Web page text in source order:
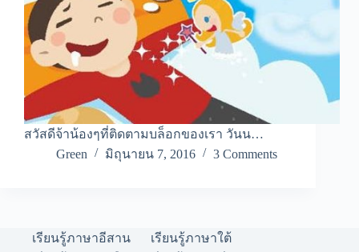
สวัสดีจ้าน้องๆที่ติดตามบล็อกของเรา วันน…
Green
มิถุนายน 7, 2016 3 Comments
เรียนรู้ภาษาอีสาน
เรียนรู้ภาษาใต้